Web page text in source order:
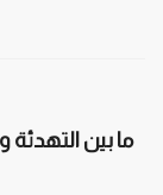
ما بين